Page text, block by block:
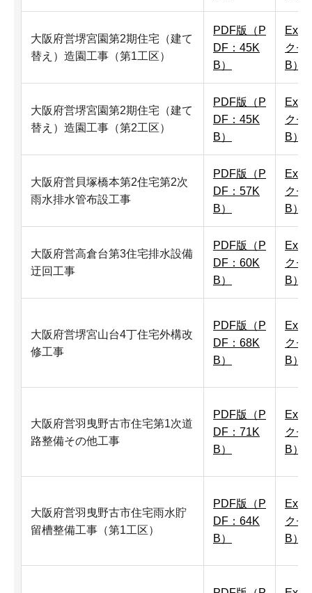
大阪府営堺宮園第2期住宅（建て
替え）造園工事（第1工区）
PDF版（P
DF：45K
B）
クセ
B）
大阪府営堺宮園第2期住宅（建て
替え）造園工事（第2工区）
PDF版（P
DF：45K
B）
クセ
B）
大阪府営貝塚橋本第2住宅第2次
雨水排水管布設工事
PDF版（P
DF：57K
B）
クセ
B）
大阪府営高倉台第3住宅排水設備
迂回工事
PDF版（P
DF：60K
B）
クセ
B）
大阪府営堺宮山台4丁住宅外構改
修工事
PDF版（P
DF：68K
B）
クセ
B）
大阪府営羽曳野古市住宅第1次道
路整備その他工事
PDF版（P
DF：71K
B）
クセ
B）
大阪府営羽曳野古市住宅雨水貯
留槽整備工事（第1工区）
PDF版（P
DF：64K
B）
クセ
B）